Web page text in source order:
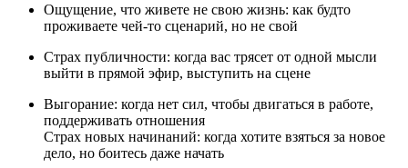
Ощущение, что живете не свою жизнь: как будто
проживаете чей-то сценарий, но не свой
Страх публичности: когда вас трясет от одной мысли
выйти в прямой эфир, выступить на сцене
Выгорание: когда нет сил, чтобы двигаться в работе,
поддерживать отношения
Страх новых начинаний: когда хотите взяться за новое
дело, но боитесь даже начать